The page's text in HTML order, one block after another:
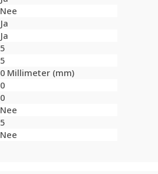
Nee
Ja
Ja
5
5
0 Millimeter (mm)
0
0
Nee
5
Nee